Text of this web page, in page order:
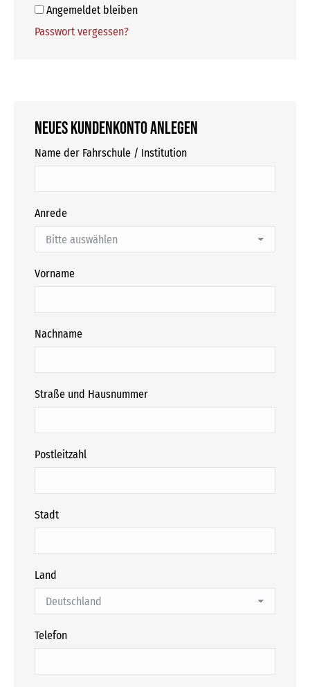
Angemeldet bleiben
Passwort vergessen?
Neues Kundenkonto anlegen
Name der Fahrschule / Institution
Anrede
Vorname
Nachname
Straße und Hausnummer
Postleitzahl
Stadt
Land
Telefon